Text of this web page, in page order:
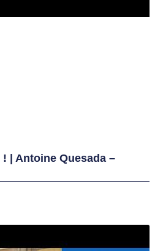
| Antoine Quesada –